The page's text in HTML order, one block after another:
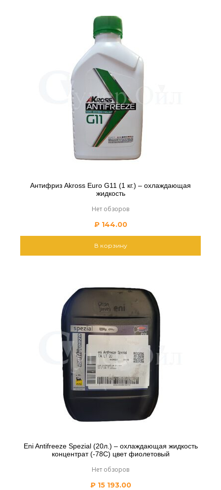
Антифриз Akross Euro G11 (1 кг.) – охлаждающая
жидкость
Нет обзоров
₽144.00
В корзину
Eni Antifreeze Spezial (20л.) – охлаждающая жидкость
концентрат (-78С) цвет фиолетовый
Нет обзоров
₽15 193.00